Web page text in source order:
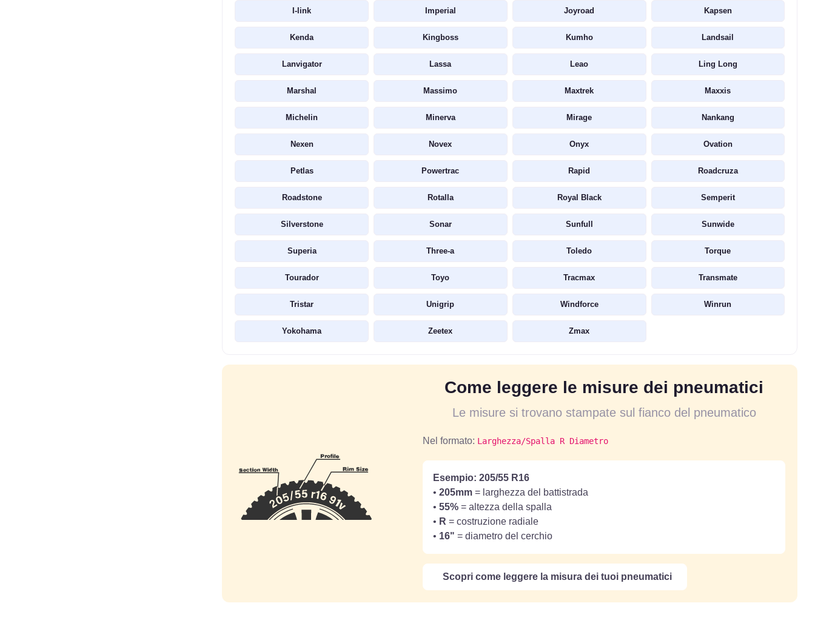
I-link Imperial Joyroad Kapsen
Kenda Kingboss Kumho Landsail
Lanvigator Lassa Leao Ling Long
Marshal Massimo Maxtrek Maxxis
Michelin Minerva Mirage Nankang
Nexen Novex Onyx Ovation
Petlas Powertrac Rapid Roadcruza
Roadstone Rotalla Royal Black Semperit
Silverstone Sonar Sunfull Sunwide
Superia Three-a Toledo Torque
Tourador Toyo Tracmax Transmate
Tristar Unigrip Windforce Winrun
Yokohama Zeetex Zmax
Come leggere le misure dei pneumatici
Le misure si trovano stampate sul fianco del pneumatico
Nel formato: Larghezza/Spalla R Diametro
Esempio: 205/55 R16
•205mm = larghezza del battistrada
•55% = altezza della spalla
• R = costruzione radiale
• 16" = diametro del cerchio
Scopri come leggere la misura dei tuoi pneumatici